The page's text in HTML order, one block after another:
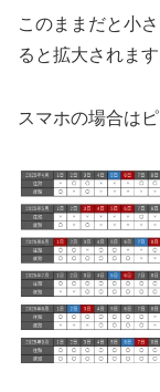
このままだと小
ると拡大されます
スマホの場合は